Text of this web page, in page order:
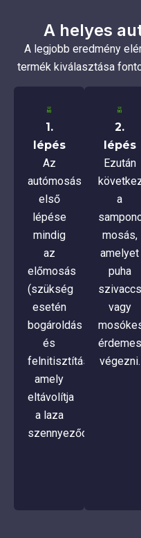
A helyes
A legjobb eredmény
termék kiválasztása
1.
lépés
Az
autómosás
első
lépése
mindig
az
előmosás
(szükség
esetén
bogároldás
és
felnitisztítás),
amely
eltávolítja
a laza
szennyeződé
2.
lépés
Ezután
a
mosás,
amelyet
puha
vagy
érdemes
végezni.